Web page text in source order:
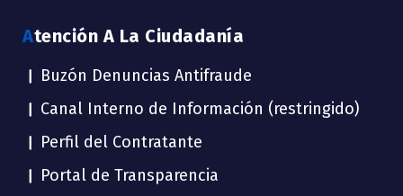
Atención A La Ciudadanía
Buzón Denuncias Antifraude
Canal Interno de Información (restringido)
Perfil del Contratante
Portal de Transparencia